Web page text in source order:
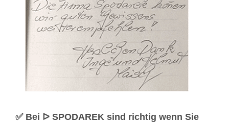
✅ Bei ᐅ SPODAREK sind richtig wenn Sie